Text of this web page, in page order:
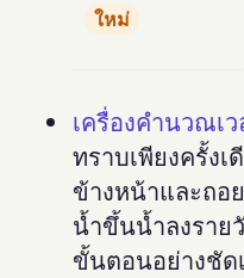
ใหม่
เครื่องคำนวณเ
ทราบเพียงครั้ง
ข้างหน้าและถอ
น้ำขึ้นน้ำลงราย
ขั้นตอนอย่างชัด